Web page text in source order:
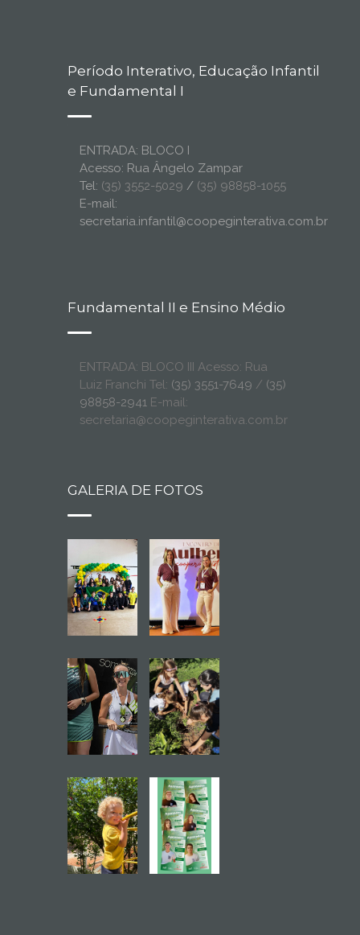
Período Interativo, Educação Infantil
e Fundamental I
ENTRADA: BLOCO I
Acesso: Rua Ângelo Zampar
Tel: (35) 3552-5029 / (35) 98858-1055
E-mail:
secretaria.infantil@coopeginterativa.com.br
Fundamental II e Ensino Médio
ENTRADA: BLOCO III Acesso: Rua
Luiz Franchi Tel: (35) 3551-7649 / (35)
98858-2941 E-mail:
secretaria@coopeginterativa.com.br
GALERIA DE FOTOS